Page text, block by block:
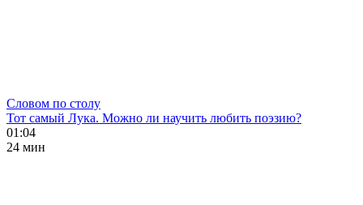
Словом по столу
Тот самый Лука. Можно ли научить любить поэзию?
01:04
24 мин